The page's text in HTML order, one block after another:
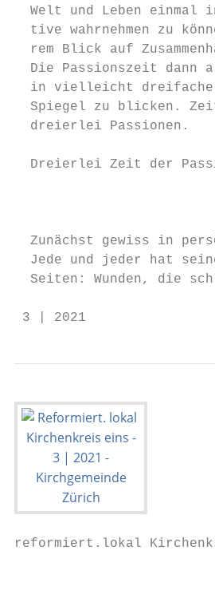
Welt und Leben einmal
tive wahrnehmen zu
rem Blick auf
Die Passionszeit dann
in vielleicht
Spiegel zu blicken.
dreierlei Passionen.
Dreierlei Zeit der
Zunächst gewiss in
Jede und jeder hat
Seiten: Wunden, die
3 | 2021
reformiert.lokal